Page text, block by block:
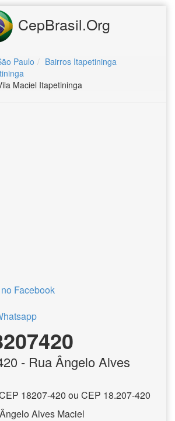
CepBrasil.Org
Paulo
Bairros Itapetininga
Maciel Itapetininga
Facebook
- Rua Ângelo Alves
18207-420 ou CEP 18.207-420
Alves Maciel